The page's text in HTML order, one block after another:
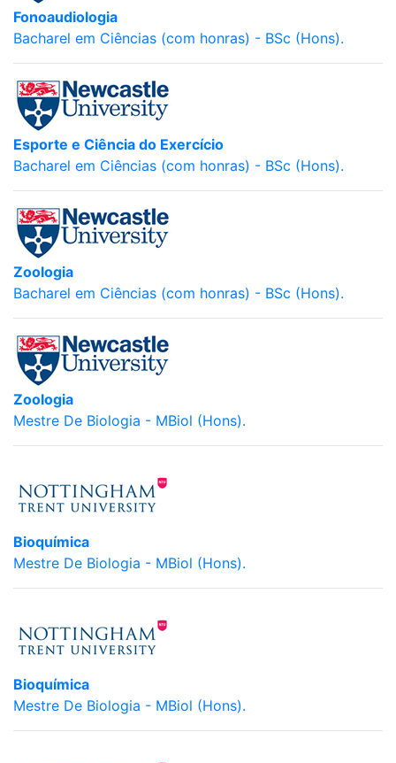
Fonoaudiologia
Bacharel em Ciências (com honras) - BSc (Hons).
Esporte e Ciência do Exercício
Bacharel em Ciências (com honras) - BSc (Hons).
Zoologia
Bacharel em Ciências (com honras) - BSc (Hons).
Zoologia
Mestre De Biologia - MBiol (Hons).
Bioquímica
Mestre De Biologia - MBiol (Hons).
Bioquímica
Mestre De Biologia - MBiol (Hons).